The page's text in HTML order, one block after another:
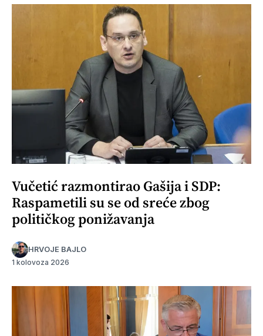
Vučetić razmontirao Gašija i SDP:
Raspametili su se od sreće zbog
političkog ponižavanja
HRVOJE BAJLO
1 kolovoza 2026